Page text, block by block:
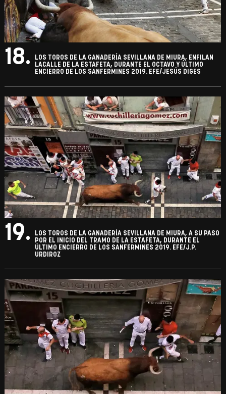
18.
LOS TOROS DE LA GANADERÍA SEVILLANA DE MIURA, ENFILAN
LACALLE DE LA ESTAFETA, DURANTE EL OCTAVO Y ÚLTIMO
ENCIERRO DE LOS SANFERMINES 2019. EFE/JESÚS DIGES
19.
LOS TOROS DE LA GANADERÍA SEVILLANA DE MIURA, A SU PASO
POR EL INICIO DEL TRAMO DE LA ESTAFETA, DURANTE EL
ÚLTIMO ENCIERRO DE LOS SANFERMINES 2019. EFE/J.P.
URDIROZ